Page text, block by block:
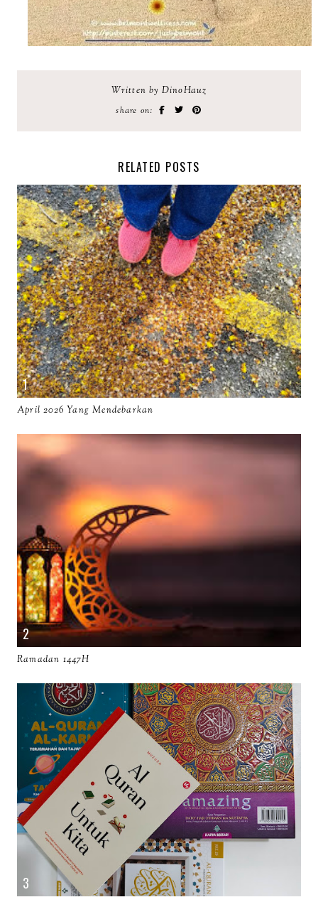
Written by DinoHauz
share on:
RELATED POSTS
April 2026 Yang Mendebarkan
Ramadan 1447H